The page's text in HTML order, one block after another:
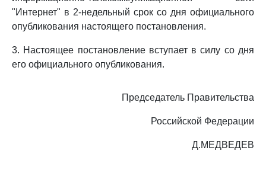
"Интернет" в 2-недельный срок со дня официального
опубликования настоящего постановления.
3. Настоящее постановление вступает в силу со дня
его официального опубликования.
Председатель Правительства
Российской Федерации
Д.МЕДВЕДЕВ